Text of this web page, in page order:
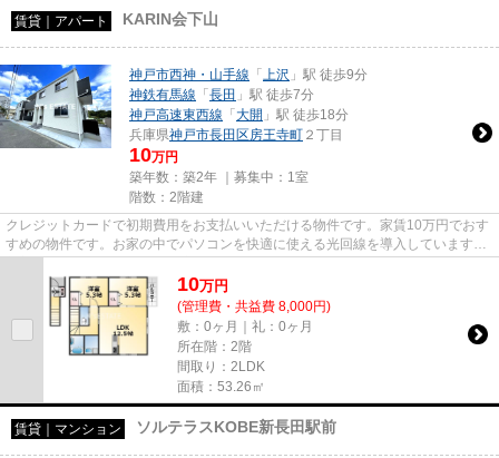
賃貸｜アパート KARIN会下山
神戸市西神・山手線 「 上沢 」駅 徒歩9分
神鉄有馬線 「 長田 」駅 徒歩7分
神戸高速東西線 「 大開 」駅 徒歩18分
兵庫県神戸市長田区房王寺町 ２丁目
10万円
築年数：築2年 ｜募集中： 1室
階数：2階建
クレジットカードで初期費用をお支払いいただける物件です。家賃10万円でおす
すめの物件です。お家の中でパソコンを快適に使える光回線を導入しています。
10万円
(管理費・共益費 8,000円)
敷：0ヶ月｜礼：0ヶ月
所在階：2階
間取り：2LDK
面積：53.26㎡
賃貸｜マンション ソルテラスKOBE新長田駅前